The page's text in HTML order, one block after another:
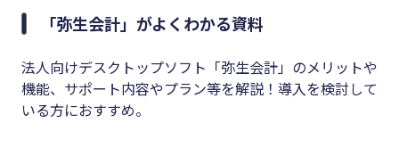
「弥生会計」がよくわかる資料
法人向けデスクトップソフト「弥生会計」のメリットや
機能、サポート内容やプラン等を解説！導入を検討して
いる方におすすめ。